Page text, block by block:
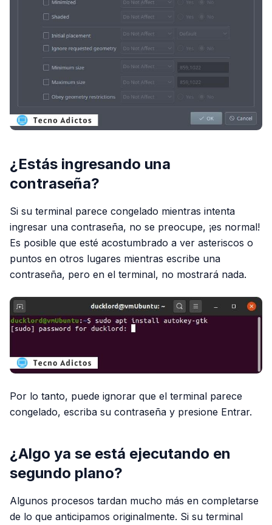
¿Estás ingresando una
contraseña?
Si su terminal parece congelado mientras intenta
ingresar una contraseña, no se preocupe, ¡es normal!
Es posible que esté acostumbrado a ver asteriscos o
puntos en otros lugares mientras escribe una
contraseña, pero en el terminal, no mostrará nada.
Por lo tanto, puede ignorar que el terminal parece
congelado, escriba su contraseña y presione Entrar.
¿Algo ya se está ejecutando en
segundo plano?
Algunos procesos tardan mucho más en completarse
de lo que anticipamos originalmente. Si su terminal